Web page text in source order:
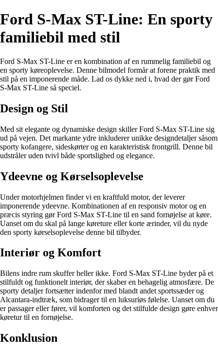
Ford S-Max ST-Line: En sporty
familiebil med stil
Ford S-Max ST-Line er en kombination af en rummelig familiebil og
en sporty køreoplevelse. Denne bilmodel formår at forene praktik med
stil på en imponerende måde. Lad os dykke ned i, hvad der gør Ford
S-Max ST-Line så speciel.
Design og Stil
Med sit elegante og dynamiske design skiller Ford S-Max ST-Line sig
ud på vejen. Det markante ydre inkluderer unikke designdetaljer såsom
sporty kofangere, sideskørter og en karakteristisk frontgrill. Denne bil
udstråler uden tvivl både sportslighed og elegance.
Ydeevne og Kørselsoplevelse
Under motorhjelmen finder vi en kraftfuld motor, der leverer
imponerende ydeevne. Kombinationen af en responsiv motor og en
præcis styring gør Ford S-Max ST-Line til en sand fornøjelse at køre.
Uanset om du skal på lange køreture eller korte ærinder, vil du nyde
den sporty kørselsoplevelse denne bil tilbyder.
Interiør og Komfort
Bilens indre rum skuffer heller ikke. Ford S-Max ST-Line byder på et
stilfuldt og funktionelt interiør, der skaber en behagelig atmosfære. De
sporty detaljer fortsætter indenfor med blandt andet sportssæder og
Alcantara-indtræk, som bidrager til en luksuriøs følelse. Uanset om du
er passager eller fører, vil komforten og det stilfulde design gøre enhver
køretur til en fornøjelse.
Konklusion